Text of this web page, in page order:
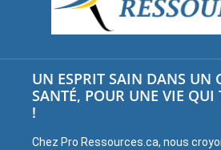
UN ESPRIT SAIN DANS UN
SANTÉ, POUR UNE VIE QUI
!
Chez Pro Ressources.ca, nous